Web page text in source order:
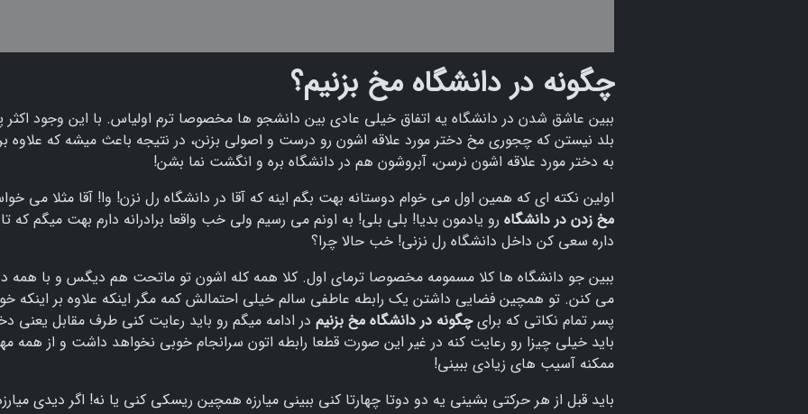
چگونه در دانشگاه مخ بزنیم؟
ببین عاشق شدن در دانشگاه یه اتفاق خیلی عادی بین دانشجو ها مخصوصا ترم اولیاس. با این وجود اکثر
بلد نیستن که چجوری مخ دختر مورد علاقه اشون رو درست و اصولی بزنن، در نتیجه باعث میشه که علاوه
به دختر مورد علاقه اشون نرسن، آبروشون هم در دانشگاه بره و انگشت نما بشن!
اولین نکته ای که همین اول می خوام دوستانه بهت بگم اینه که آقا در دانشگاه رل نزن! وا! آقا مثلا می
مخ زدن در دانشگاه رو یادمون بدیا! بلی بلی! به اونم می رسیم ولی خب واقعا برادرانه دارم بهت میگم که
داره سعی کن داخل دانشگاه رل نزنی! خب حالا چرا؟
ببین جو دانشگاه ها کلا مسمومه مخصوصا ترمای اول. کلا همه کله اشون تو ماتحت هم دیگس و با همه
می کنن. تو همچین فضایی داشتن یک رابطه عاطفی سالم خیلی احتمالش کمه مگر اینکه علاوه بر اینکه
پسر تمام نکاتی که برایچگونه در دانشگاه مخ بزنیم در ادامه میگم رو باید رعایت کنی طرف مقابل یعنی
باید خیلی چیزا رو رعایت کنه در غیر این صورت قطعا رابطه اتون سرانجام خوبی نخواهد داشت و از همه
ممکنه آسیب های زیادی ببینی!
باید قبل از هر حرکتی بشینی یه دو دوتا چهارتا کنی ببینی میارزه همچین ریسکی کنی یا نه! اگر دیدی